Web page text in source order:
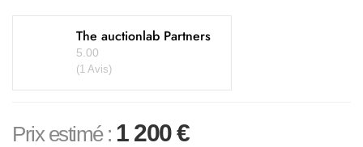
The auctionlab Partners
5.00
(1 Avis)
Prix estimé : 1 200€